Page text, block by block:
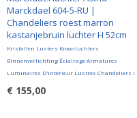
Marckdael 604-5-RU |
Chandeliers roest marron
kastanjebruin luchter H 52cm
Kristallen Lusters Kroonluchters
Binnenverlichting Éclairage Armatures
Luminaires D'intérieur Lustres Chandeliers I
€ 155,00